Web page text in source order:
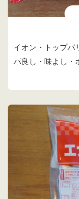
イオン・トップバ
パ良し・味よし・